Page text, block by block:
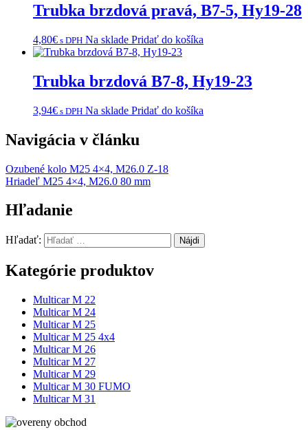
Trubka brzdová pravá, B7-5, Hy19-28
4,80€ s DPH Na sklade Pridať do košíka
Trubka brzdová B7-8, Hy19-23
3,94€ s DPH Na sklade Pridať do košíka
Navigácia v článku
Ozubené kolo M25 4×4, M26.0 Z-18
Hriadeľ M25 4×4, M26.0 80 mm
Hľadanie
Hľadať:
Kategórie produktov
Multicar M 22
Multicar M 24
Multicar M 25
Multicar M 25 4x4
Multicar M 26
Multicar M 27
Multicar M 29
Multicar M 30 FUMO
Multicar M 31